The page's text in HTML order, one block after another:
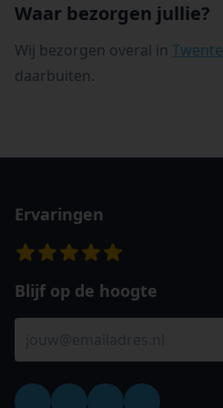
Waar bezorgen jullie?
Wij bezorgen overal in Twente
daarbuiten.
Ervaringen
Blijf op de hoogte